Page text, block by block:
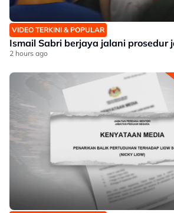
VIDEO TERKINI & POPULAR
Ismail Sabri berjaya jalani prosedur
2 hours ago